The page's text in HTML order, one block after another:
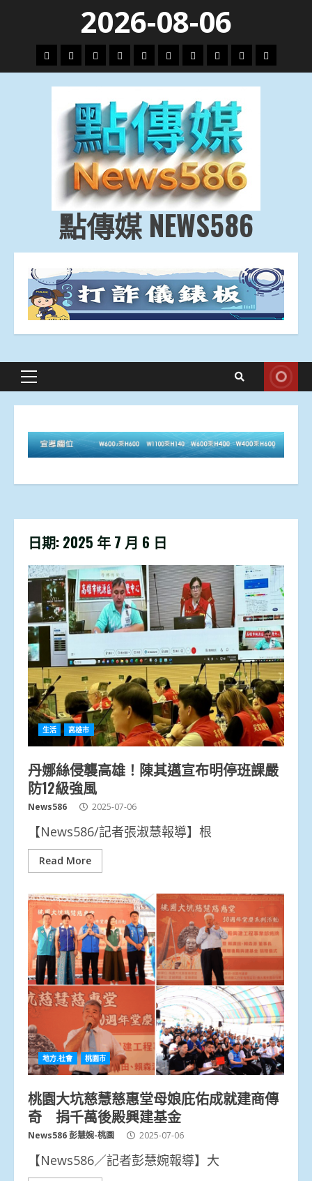
content
2026-08-06
頭
條
財
經
地
方.
會
文
教.
技
專
題
娛
樂
劇
政
治
國
際
運
動
生
活
點傳媒 NEWS586
Primary
日期: 2025 年 7 月 6 日
生活 高雄市
丹娜絲侵襲高雄！陳其邁宣布明停班課嚴
防12級強風
News586 2025-07-06
【News586/記者張淑慧報導】根
Read More
地方.社會 桃園市
桃園大坑慈慧慈惠堂母娘庇佑成就建商傳
奇 捐千萬後殿興建基金
News586 彭慧婉-桃園 2025-07-06
【News586／記者彭慧婉報導】大